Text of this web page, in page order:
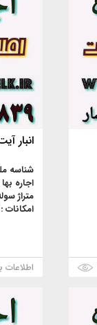
انبار آیت
شناسه
اجاره
متراژ
امکانات
اطلاعات